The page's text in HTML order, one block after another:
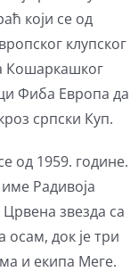
који се од
клупског
Кошаркашког
Фиба Европа да
српски Куп.
од 1959. године.
Радивоја
звезда са
осам, док је три
и екипа Меге.